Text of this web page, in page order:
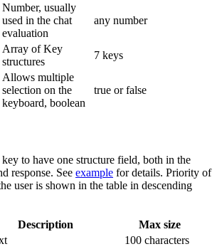
Number, usually
used in the chat
evaluation
any number
Array of Key
structures
7 keys
Allows multiple
selection on the
keyboard, boolean
true or false
to have one structure field, both in the
response. See example for details. Priority of
user is shown in the table in descending
Description
Max size
100 characters